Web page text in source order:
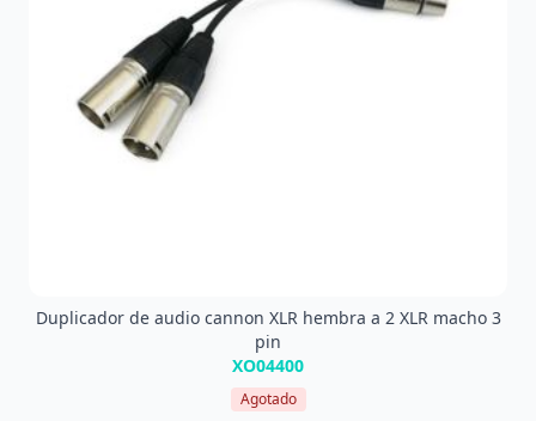
Duplicador de audio cannon XLR hembra a 2 XLR macho 3
pin
XO04400
Agotado